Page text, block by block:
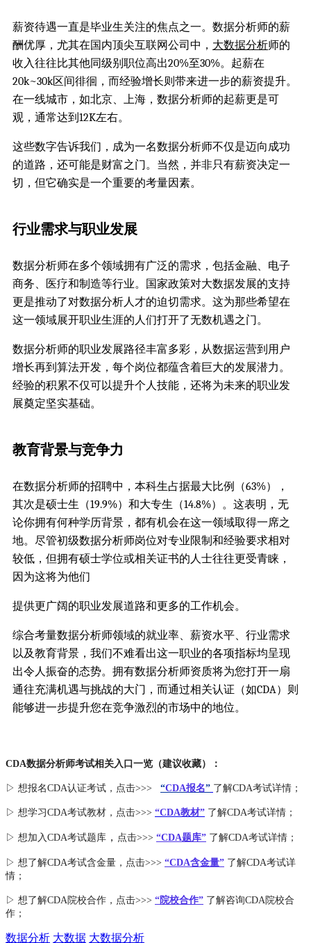
薪资待遇一直是毕业生关注的焦点之一。数据分析师的薪
酬优厚，尤其在国内顶尖互联网公司中， 大数据分析师的
收入往往比其他同级别职位高出20%至30%。起薪在
20k~30k区间徘徊，而经验增长则带来进一步的薪资提升。
在一线城市，如北京、上海，数据分析师的起薪更是可
观，通常达到12K左右。
这些数字告诉我们，成为一名数据分析师不仅是迈向成功
的道路，还可能是财富之门。当然，并非只有薪资决定一
切，但它确实是一个重要的考量因素。
行业需求与职业发展
数据分析师在多个领域拥有广泛的需求，包括金融、电子
商务、医疗和制造等行业。国家政策对大数据发展的支持
更是推动了对数据分析人才的迫切需求。这为那些希望在
这一领域展开职业生涯的人们打开了无数机遇之门。
数据分析师的职业发展路径丰富多彩，从数据运营到用户
增长再到算法开发，每个岗位都蕴含着巨大的发展潜力。
经验的积累不仅可以提升个人技能，还将为未来的职业发
展奠定坚实基础。
教育背景与竞争力
在数据分析师的招聘中，本科生占据最大比例（63%），
其次是硕士生（19.9%）和大专生（14.8%）。这表明，无
论你拥有何种学历背景，都有机会在这一领域取得一席之
地。尽管初级数据分析师岗位对专业限制和经验要求相对
较低，但拥有硕士学位或相关证书的人士往往更受青睐，
因为这将为他们
提供更广阔的职业发展道路和更多的工作机会。
综合考量数据分析师领域的就业率、薪资水平、行业需求
以及教育背景，我们不难看出这一职业的各项指标均呈现
出令人振奋的态势。拥有数据分析师资质将为您打开一扇
通往充满机遇与挑战的大门，而通过相关认证（如CDA）则
能够进一步提升您在竞争激烈的市场中的地位。
CDA数据分析师考试相关入口一览（建议收藏）：
▷ 想报名CDA认证考试，点击>>> “CDA报名” 了解CDA考试详情；
▷ 想学习CDA考试教材，点击>>> “CDA教材” 了解CDA考试详情；
▷ 想加入CDA考试题库 ， 点击>>> “CDA题库” 了解CDA考试详情；
▷ 想了解CDA考试含金量 ，点击>>> “CDA含金量” 了解CDA考试详
情；
▷ 想了解CDA院校合作 ，点击>>> “院校合作” 了解咨询CDA院校合
作；
数据分析 大数据 大数据分析